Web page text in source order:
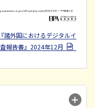
諸外国におけるデジタルイ
報告書』2024年12月